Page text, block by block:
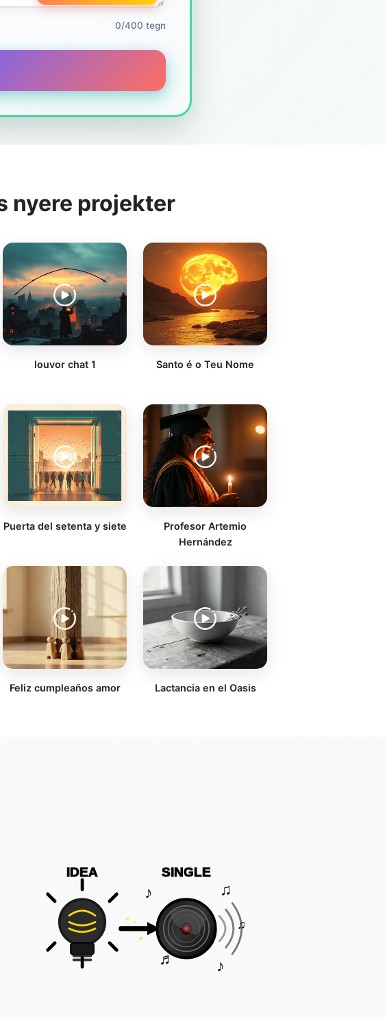
0/400 tegn
nyere projekter
louvor chat 1 Santo é o Teu Nome
Puerta del setenta y siete
Profesor Artemio
Hernández
Feliz cumpleaños amor Lactancia en el Oasis
IDEA SINGLE
♪ ♫
♬ ♪
♫